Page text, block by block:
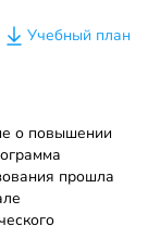
Учебный план
о повышении
прошла